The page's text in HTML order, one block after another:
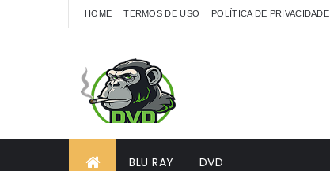
HOME TERMOS DE USO POLÍTICA DE PRIVACIDADE
BLU RAY DVD